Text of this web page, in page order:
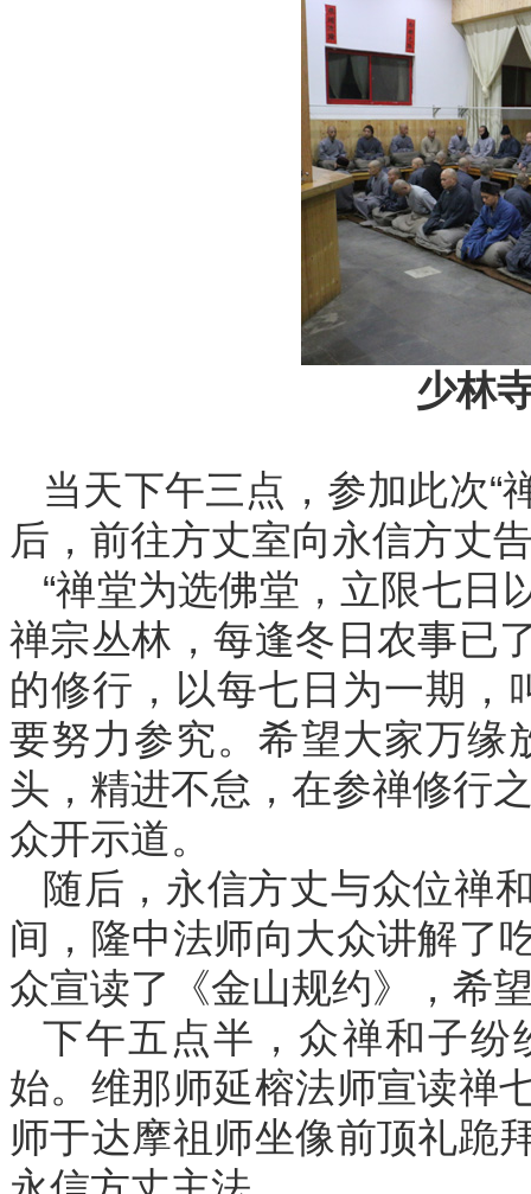
少林
当天下午三点，参加此次“
后，前往方丈室向永信方丈
“禅堂为选佛堂，立限七日
禅宗丛林，每逢冬日农事已
的修行，以每七日为一期，
要努力参究。希望大家万缘
头，精进不怠，在参禅修行
众开示道。
随后，永信方丈与众位禅
间，隆中法师向大众讲解了
众宣读了《金山规约》，希
下午五点半，众禅和子
始。维那师延榕法师宣读禅
师于达摩祖师坐像前顶礼跪